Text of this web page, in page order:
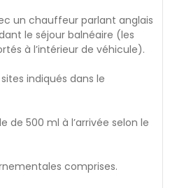
un chauffeur parlant anglais
le séjour balnéaire (les
à l’intérieur de véhicule).
indiqués dans le
de 500 ml à l’arrivée selon le
comprises.